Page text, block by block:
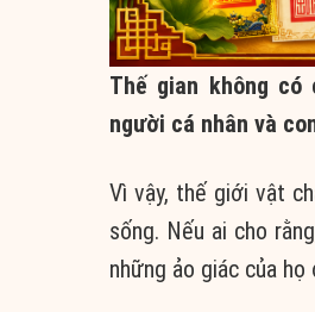
Thế gian không
người cá nhân và
Vì vậy, thế giới vật
sống. Nếu ai cho
những ảo giác của